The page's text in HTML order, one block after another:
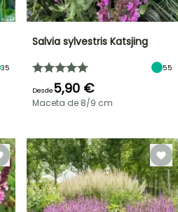
35
Salvia sylvestris Katsjing
55
Desde5,90 €
Maceta de 8/9 cm